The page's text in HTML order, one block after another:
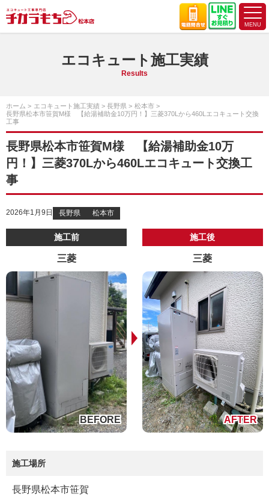
エコキュート施工実績
Results
ホーム エコキュート施工実績 長野県
松本市
長野県松本市笹賀M様 【給湯補助金10万円！】三菱370Lから460Lエコキュート交換
工事
長野県松本市笹賀M様 【給湯補助金10万
円！】三菱370Lから460Lエコキュート交換工
事
2026年1月9日 長野県 松本市
施工前
三菱
施工後
三菱
施工場所
長野県松本市笹賀